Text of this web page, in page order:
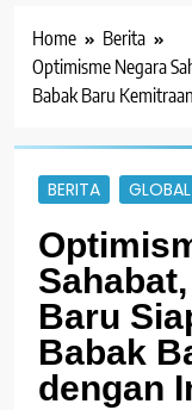
Home
Berita
Optimisme Negara
Babak Baru
BERITA GLOBAL
Baru
Babak
dengan